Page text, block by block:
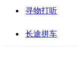
寻物打听
长途拼车